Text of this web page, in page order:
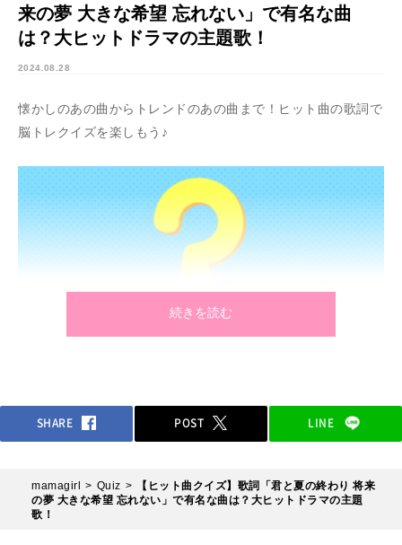
来の夢 大きな希望 忘れない」で有名な曲
は？大ヒットドラマの主題歌！
2024.08.28
懐かしのあの曲からトレンドのあの曲まで！ヒット曲の歌詞で
脳トレクイズを楽しもう♪
続きを読む
SHARE POST LINE
mamagirl Quiz
【ヒット曲クイズ】歌詞「君と夏の終わり 将来
の夢 大きな希望 忘れない」で有名な曲は？大ヒットドラマの主題
歌！